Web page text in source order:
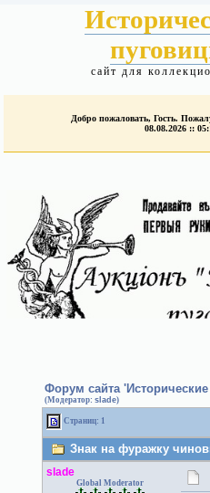
сайт для
Добро пожаловать, Гость.
08.08.2026 ::
Форум сайта
(Модератор: slade)
Страниц: 1
Знак на фуражку
slade
Global Moderator